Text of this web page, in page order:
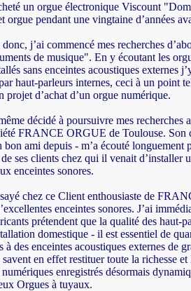
un orgue électronique Viscount
orgue pendant une vingtaine d’années
j’ai commencé mes recherches
de musique". En y écoutant les
sans enceintes acoustiques externes
haut-parleurs internes, ceci à un point
projet d’achat d’un orgue numérique.
décidé à poursuivre mes recherches
FRANCE ORGUE de Toulouse.
ami depuis - m’a écouté longuement
de ses clients chez qui il venait
enceintes sonores.
chez ce Client enthousiaste de
enceintes sonores. J’ai
prétendent que la qualité des haut-
domestique - il est essentiel de
à des enceintes acoustiques externes de
savent en effet restituer toute la richesse
enregistrés désormais
Orgues à tuyaux.